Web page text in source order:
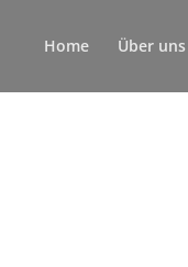
Home Über uns